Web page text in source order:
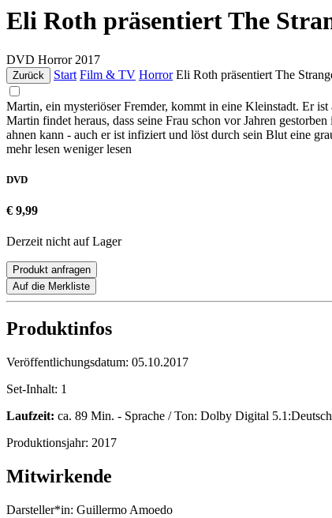
Eli Roth präsentiert The
DVD Horror 2017
Zurück Start Film & TV Horror Eli Roth präsentiert The
Martin, ein mysteriöser Fremder, kommt in eine Kleinstadt. Er
Martin findet heraus, dass seine Frau schon vor Jahren
ahnen kann - auch er ist infiziert und löst durch sein Blut eine
mehr lesen weniger lesen
DVD
€ 9,99
Derzeit nicht auf Lager
Produkt anfragen
Auf die Merkliste
Produktinfos
Veröffentlichungsdatum: 05.10.2017
Set-Inhalt: 1
Laufzeit: ca. 89 Min. - Sprache / Ton: Dolby Digital
Produktionsjahr: 2017
Mitwirkende
Darsteller*in: Guillermo Amoedo